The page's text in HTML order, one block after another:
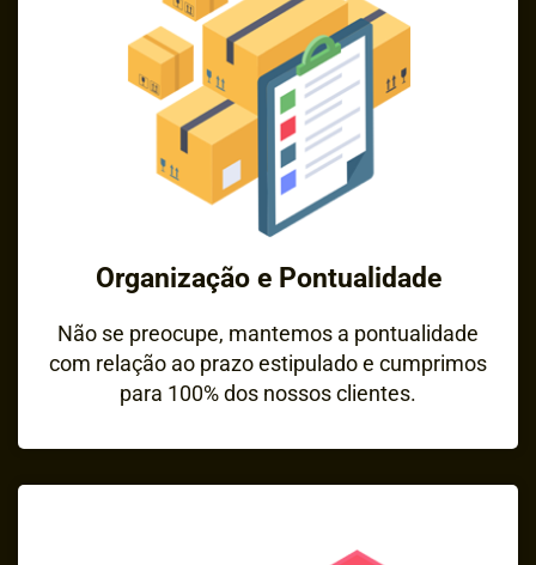
Organização e Pontualidade
Não se preocupe, mantemos a pontualidade
com relação ao prazo estipulado e cumprimos
para 100% dos nossos clientes.